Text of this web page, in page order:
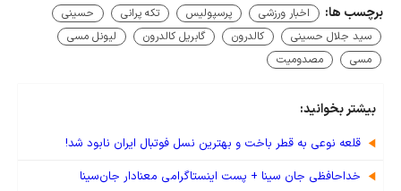
برچسب ها: اخبار ورزشی پرسپولیس تکه پرانی
حسینی
سید جلال حسینی
کالدرون گابریل کالدرون
لیونل مسی
مسی
مصدومیت
بیشتر بخوانید:
قلعه نوعی به قطر باخت و بهترین نسل فوتبال ایران نابود شد!
خداحافظی جان سینا + پست اینستاگرامی معنادار جان‌سینا